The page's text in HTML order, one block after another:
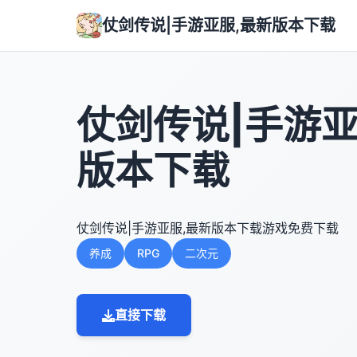
仗剑传说|手游亚服,最新版本下载
仗剑传说|手游
版本下载
仗剑传说|手游亚服,最新版本下载游戏免费下载
养成 RPG 二次元
直接下载